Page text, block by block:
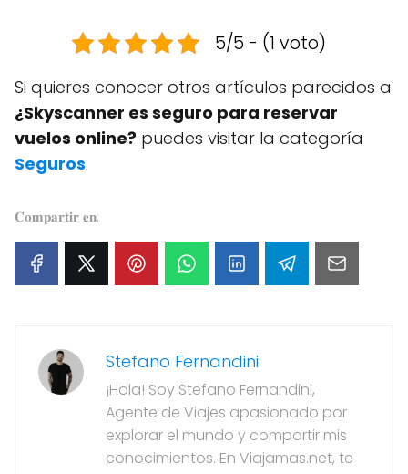
5/5 - (1 voto)
Si quieres conocer otros artículos parecidos a
¿Skyscanner es seguro para reservar
vuelos online? puedes visitar la categoría
Seguros.
𝐂𝐨𝐦𝐩𝐚𝐫𝐭𝐢𝐫 𝐞𝐧:
Stefano Fernandini
¡Hola! Soy Stefano Fernandini,
Agente de Viajes apasionado por
explorar el mundo y compartir mis
conocimientos. En Viajamas.net, te